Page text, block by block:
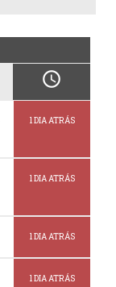
schedule
1 DIA ATRÁS
1 DIA ATRÁS
1 DIA ATRÁS
1 DIA ATRÁS